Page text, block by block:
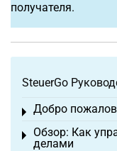
получателя.
SteuerGo
Добро
Toggle menu
Обзор: Как
делами
Toggle menu